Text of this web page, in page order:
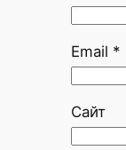
Email *
Сайт